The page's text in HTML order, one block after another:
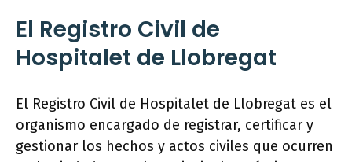
El Registro Civil de
Hospitalet de Llobregat
El Registro Civil de Hospitalet de Llobregat es el
organismo encargado de registrar, certificar y
gestionar los hechos y actos civiles que ocurren